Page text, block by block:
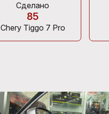
Сделано
85
Chery Tiggo 7 Pro